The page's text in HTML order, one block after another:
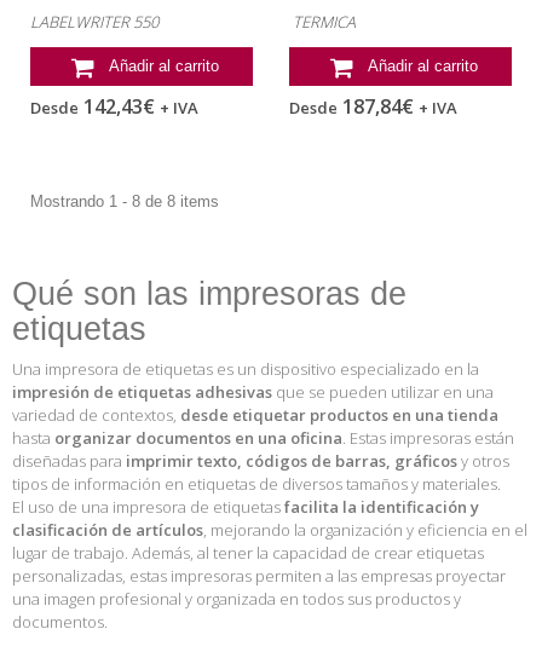
LABELWRITER 550
Añadir al carrito
Desde 142,43€ + IVA
TERMICA
Añadir al carrito
Desde 187,84€ + IVA
Mostrando 1 - 8 de 8 items
Qué son las impresoras de
etiquetas
Una impresora de etiquetas es un dispositivo especializado en la
impresión de etiquetas adhesivas que se pueden utilizar en una
variedad de contextos, desde etiquetar productos en una tienda
hasta organizar documentos en una oficina . Estas impresoras están
diseñadas para imprimir texto, códigos de barras, gráficosy otros
tipos de información en etiquetas de diversos tamaños y materiales.
El uso de una impresora de etiquetasfacilita la identificación y
clasificación de artículos , mejorando la organización y eficiencia en el
lugar de trabajo. Además, al tener la capacidad de crear etiquetas
personalizadas, estas impresoras permiten a las empresas proyectar
una imagen profesional y organizada en todos sus productos y
documentos.